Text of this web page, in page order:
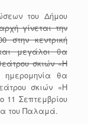
του Δήμου
γίνεται την
στην κεντρική
μεγάλοι θα
σκιών «Η
θα
σκιών «Η
11 Σεπτεμβρίου
του Παλαμά.